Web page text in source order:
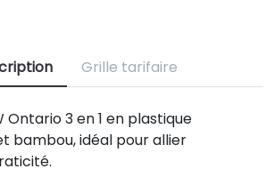
Grille tarifaire
Ontario 3 en 1 en plastique
bambou, idéal pour allier